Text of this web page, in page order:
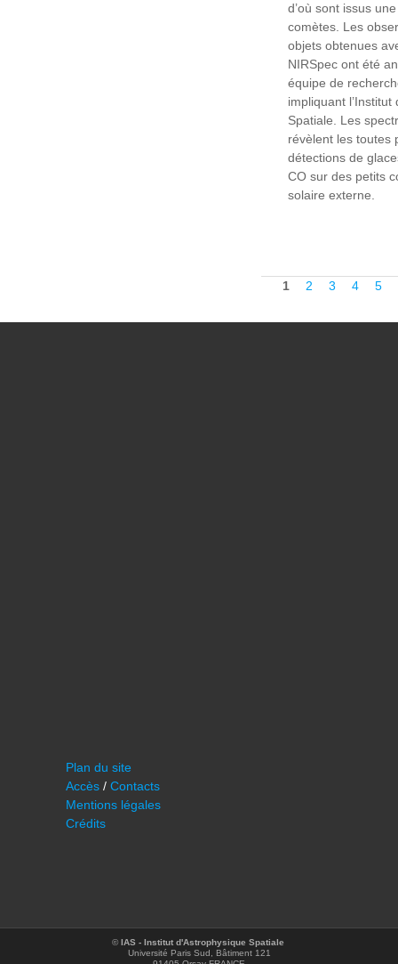
d’où sont issus
comètes. Les
objets obtenues
NIRSpec ont été
équipe de
impliquant l’Institut
Spatiale. Les
révèlent les toutes
détections de
CO sur des petits
solaire externe.
Pages
1 2 3 4 5
Plan du site
Accès / Contacts
Mentions légales
Crédits
©IAS - Institut d'Astrophysique Spatiale
Université Paris Sud, Bâtiment 121